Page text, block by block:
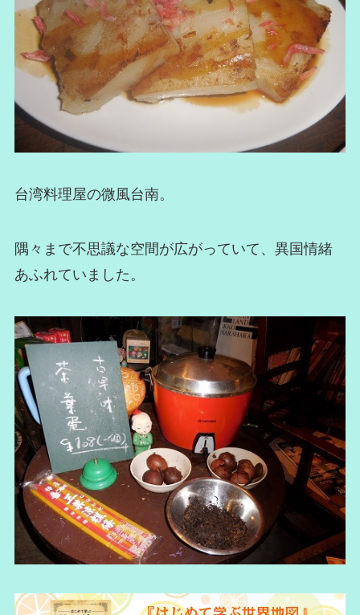
台湾料理屋の微風台南。
隅々まで不思議な空間が広がっていて、異国情緒
あふれていました。